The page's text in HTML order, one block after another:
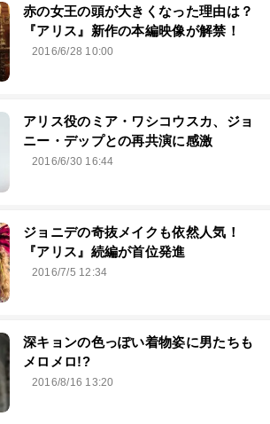
赤の女王の頭が大きくなった理由は？
『アリス』新作の本編映像が解禁！
2016/6/28 10:00
アリス役のミア・ワシコウスカ、ジョ
ニー・デップとの再共演に感激
2016/6/30 16:44
ジョニデの奇抜メイクも依然人気！
『アリス』続編が首位発進
2016/7/5 12:34
深キョンの色っぽい着物姿に男たちも
メロメロ!?
2016/8/16 13:20